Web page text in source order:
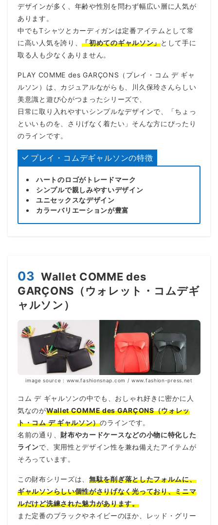
デザインが多く、年齢や性別を問わず幅広い層に人気が
あります。
中でもTシャツとカーディガンは定番アイテムとして常
に高い人気を誇り、「初めてのギャルソン」として手に
取る人も少なくありません。
PLAY COMME des GARÇONS（プレイ・コム デ ギャ
ルソン）は、カジュアルながらも、川久保玲さんらしい
美意識と遊び心がつまったシリーズで、
日常に取り入れやすいシンプルなデザインで、「ちょっ
といいものを、さりげなく着たい」そんな方にぴったり
のラインです。
プレイ・コムデギャルソンの特徴
ハートのロゴがトレードマーク
シンプルで親しみやすいデザイン
ユニセックスなデザイン
カラーバリエーションが豊富
03 Wallet COMME des
GARÇONS（ウォレット・コムデギ
ャルソン）
image source : www.fashionsnap.com / www.fashion-press.net
コム デ ギャルソンの中でも、おしゃれ好きに密かに人
気なのがWallet COMME des GARÇONS（ウォレッ
ト・コム デ ギャルソン）のラインです。
名前の通り、 財布やカードケースなどの小物に特化した
ラインで、実用性とデザイン性を兼ね備えたアイテムが
そろっています。
この財布シリーズは、 無駄を削ぎ落としたフォルムに、
ギャルソンらしい個性がさりげなく光っており、ミニマ
ルだけど洗練された魅力があります。
また定番のブラックやネイビーのほか、レッド・グリー